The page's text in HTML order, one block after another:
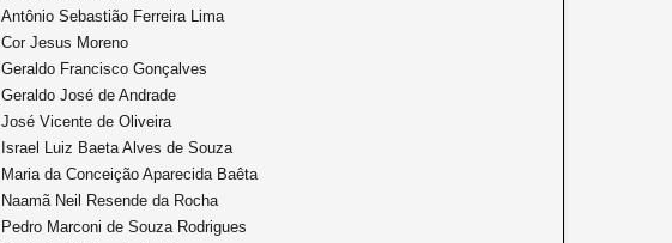
Antônio Sebastião Ferreira Lima
Cor Jesus Moreno
Geraldo Francisco Gonçalves
Geraldo José de Andrade
José Vicente de Oliveira
Israel Luiz Baeta Alves de Souza
Maria da Conceição Aparecida Baêta
Naamã Neil Resende da Rocha
Pedro Marconi de Souza Rodrigues